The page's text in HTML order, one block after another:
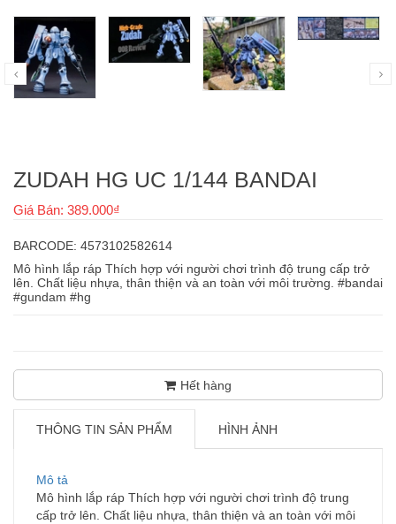
ZUDAH HG UC 1/144 BANDAI
Giá Bán: 389.000₫
BARCODE: 4573102582614
Mô hình lắp ráp Thích hợp với người chơi trình độ trung cấp trở
lên. Chất liệu nhựa, thân thiện và an toàn với môi trường. #bandai
#gundam #hg
Hết hàng
THÔNG TIN SẢN PHẨM HÌNH ẢNH
Mô tả
Mô hình lắp ráp Thích hợp với người chơi trình độ trung
cấp trở lên. Chất liệu nhựa, thân thiện và an toàn với môi